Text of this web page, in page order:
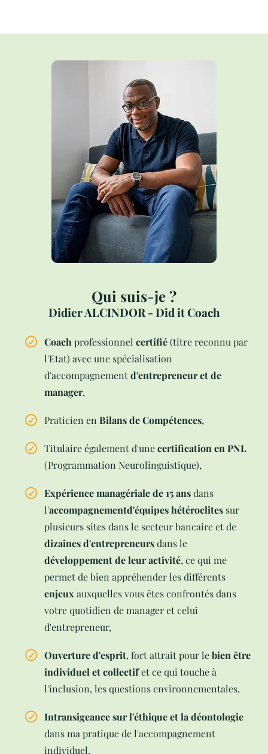
Qui suis-je ?
Didier ALCINDOR - Did it Coach
Coachprofessionnel certifié(titre reconnu par
l'Etat) avec une spécialisation
d'accompagnementd'entrepreneur et de
manager,
Praticien en Bilans de Compétences,
Titulaire également d'unecertification en PNL
(Programmation Neurolinguistique),
Expérience managériale de 15 ansdans
l'accompagnementd'équipes hétéroclites sur
plusieurs sites dans le secteur bancaire et de
dizaines d'entrepreneursdans le
développement de leur activité, ce qui me
permet de bien appréhender les différents
enjeuxauxquelles vous êtes confrontés dans
votre quotidien de manager et celui
d'entrepreneur,
Ouverture d'esprit, fort attrait pour lebien être
individuel et collectifet ce qui touche à
l'inclusion, les questions environnementales,
Intransigeance sur l'éthique et la déontologie
dans ma pratique de l'accompagnement
individuel.